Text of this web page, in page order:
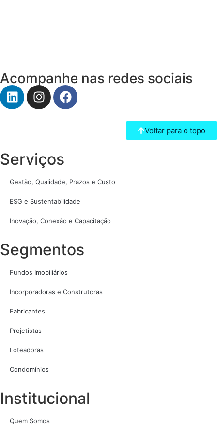
Acompanhe nas redes sociais
Voltar para o topo
Serviços
Gestão, Qualidade, Prazos e Custo
ESG e Sustentabilidade
Inovação, Conexão e Capacitação
Segmentos
Fundos Imobiliários
Incorporadoras e Construtoras
Fabricantes
Projetistas
Loteadoras
Condomínios
Institucional
Quem Somos